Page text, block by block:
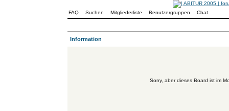
FAQ Suchen Mitgliederliste Benutzergruppen Chat
Information
Sorry, aber dieses Board ist im